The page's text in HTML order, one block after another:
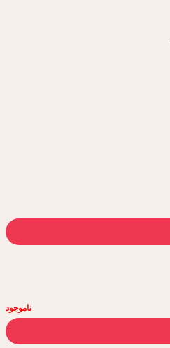
ناموجود